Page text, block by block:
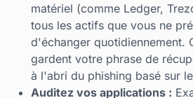
matériel (comme Ledger,
tous les actifs que vous ne
d'échanger quotidiennement.
gardent votre phrase de
à l'abri du phishing basé sur
Auditez vos applications :